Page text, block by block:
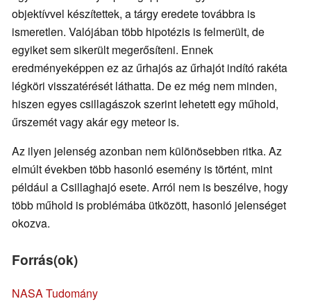
objektívvel készítettek, a tárgy eredete továbbra is
ismeretlen. Valójában több hipotézis is felmerült, de
egyiket sem sikerült megerősíteni. Ennek
eredményeképpen ez az űrhajós az űrhajót indító rakéta
légköri visszatérését láthatta. De ez még nem minden,
hiszen egyes csillagászok szerint lehetett egy műhold,
űrszemét vagy akár egy meteor is.
Az ilyen jelenség azonban nem különösebben ritka. Az
elmúlt években több hasonló esemény is történt, mint
például a Csillaghajó esete. Arról nem is beszélve, hogy
több műhold is problémába ütközött, hasonló jelenséget
okozva.
Forrás(ok)
NASA Tudomány